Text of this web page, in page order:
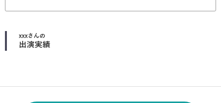
xxxさんの
出演実績